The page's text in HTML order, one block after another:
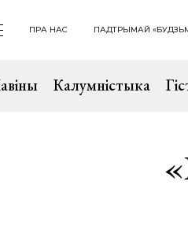
ПРА НАС ПАДТРЫМАЙ
Калумністыка